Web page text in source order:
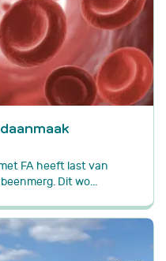
FA heeft last van
Dit wo...